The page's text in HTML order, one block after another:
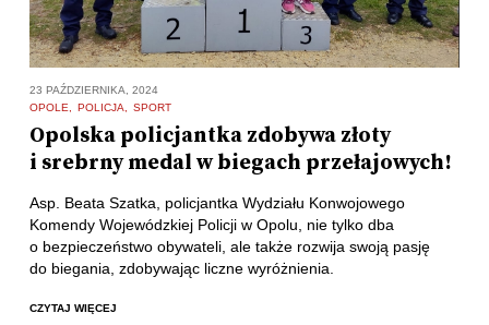
23 PAŹDZIERNIKA, 2024
OPOLE
POLICJA SPORT
Opolska policjantka zdobywa złoty
i srebrny medal w biegach przełajowych!
Asp. Beata Szatka, policjantka Wydziału Konwojowego
Komendy Wojewódzkiej Policji w Opolu, nie tylko dba
o bezpieczeństwo obywateli, ale także rozwija swoją pasję
do biegania, zdobywając liczne wyróżnienia.
CZYTAJ WIĘCEJ